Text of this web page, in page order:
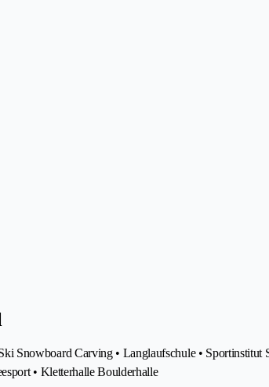
Snowboard Carving • Langlaufschule •
• Kletterhalle Boulderhalle